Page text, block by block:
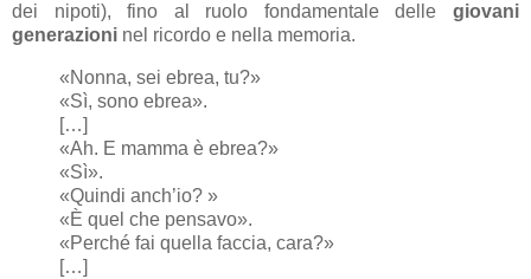
dei nipoti), fino al ruolo fondamentale delle giovani
generazioni nel ricordo e nella memoria.
«Nonna, sei ebrea, tu?»
«Sì, sono ebrea».
[…]
«Ah. E mamma è ebrea?»
«Sì».
«Quindi anch’io? »
«È quel che pensavo».
«Perché fai quella faccia, cara?»
[…]